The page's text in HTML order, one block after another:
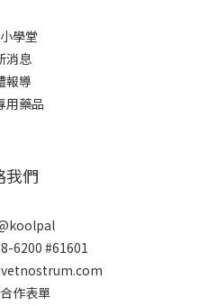
學堂
消息
報導
用藥品
我們
6200 #61601
作表單